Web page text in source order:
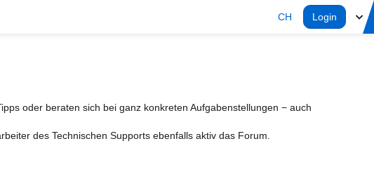
CH Login
oder beraten sich bei ganz konkreten Aufgabenstellungen − auch
des Technischen Supports ebenfalls aktiv das Forum.